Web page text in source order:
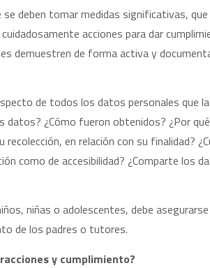
deben tomar medidas significativas,
acciones para dar
demuestren de forma activa y
de todos los datos personales que
¿Cómo fueron obtenidos? ¿Por
en relación con su finalidad?
como de accesibilidad? ¿Comparte los
niñas o adolescentes, debe
de los padres o tutores.
y cumplimiento?